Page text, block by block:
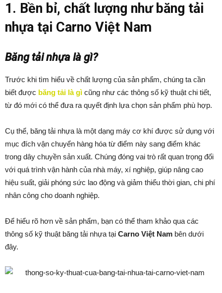
1. Bền bỉ, chất lượng như băng tải
nhựa tại Carno Việt Nam
Băng tải nhựa là gì?
Trước khi tìm hiểu về chất lượng của sản phẩm, chúng ta cần
biết được băng tải là gì cũng như các thông số kỹ thuật chi tiết,
từ đó mới có thể đưa ra quyết định lựa chọn sản phẩm phù hợp.
Cụ thể, băng tải nhựa là một dạng máy cơ khí được sử dụng với
mục đích vận chuyển hàng hóa từ điểm này sang điểm khác
trong dây chuyền sản xuất. Chúng đóng vai trò rất quan trọng đối
với quá trình vận hành của nhà máy, xí nghiệp, giúp nâng cao
hiệu suất, giải phóng sức lao động và giảm thiểu thời gian, chi phí
nhân công cho doanh nghiệp.
Để hiểu rõ hơn về sản phẩm, bạn có thể tham khảo qua các
thông số kỹ thuật băng tải nhựa tại Carno Việt Nam bên dưới
đây.